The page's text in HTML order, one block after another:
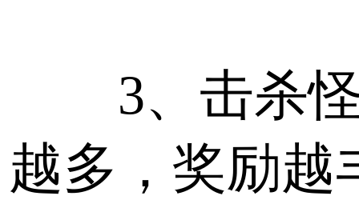
3、击杀怪
越多，奖励越